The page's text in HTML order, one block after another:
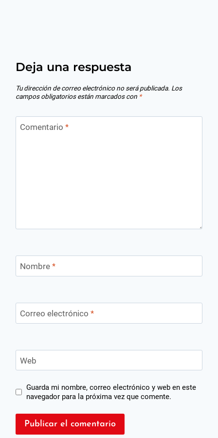
Deja una respuesta
Tu dirección de correo electrónico no será publicada. Los
campos obligatorios están marcados con *
Comentario *
Nombre *
Correo electrónico *
Web
Guarda mi nombre, correo electrónico y web en este
navegador para la próxima vez que comente.